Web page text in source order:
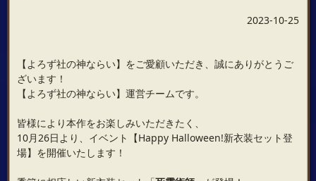
2023-10-25
【よろず社の神ならい】をご愛顧いただき、誠にありがとうご
ざいます！
【よろず社の神ならい】運営チームです。
皆様により本作をお楽しみいただきたく、
10月26日より、イベント【Happy Halloween!新衣装セット登
場】を開催いたします！